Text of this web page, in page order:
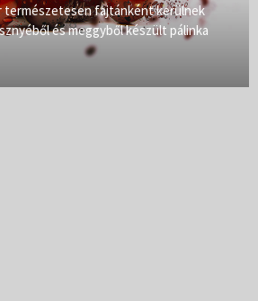
természetesen fajtánként kerülnek
és meggyből készült pálinka